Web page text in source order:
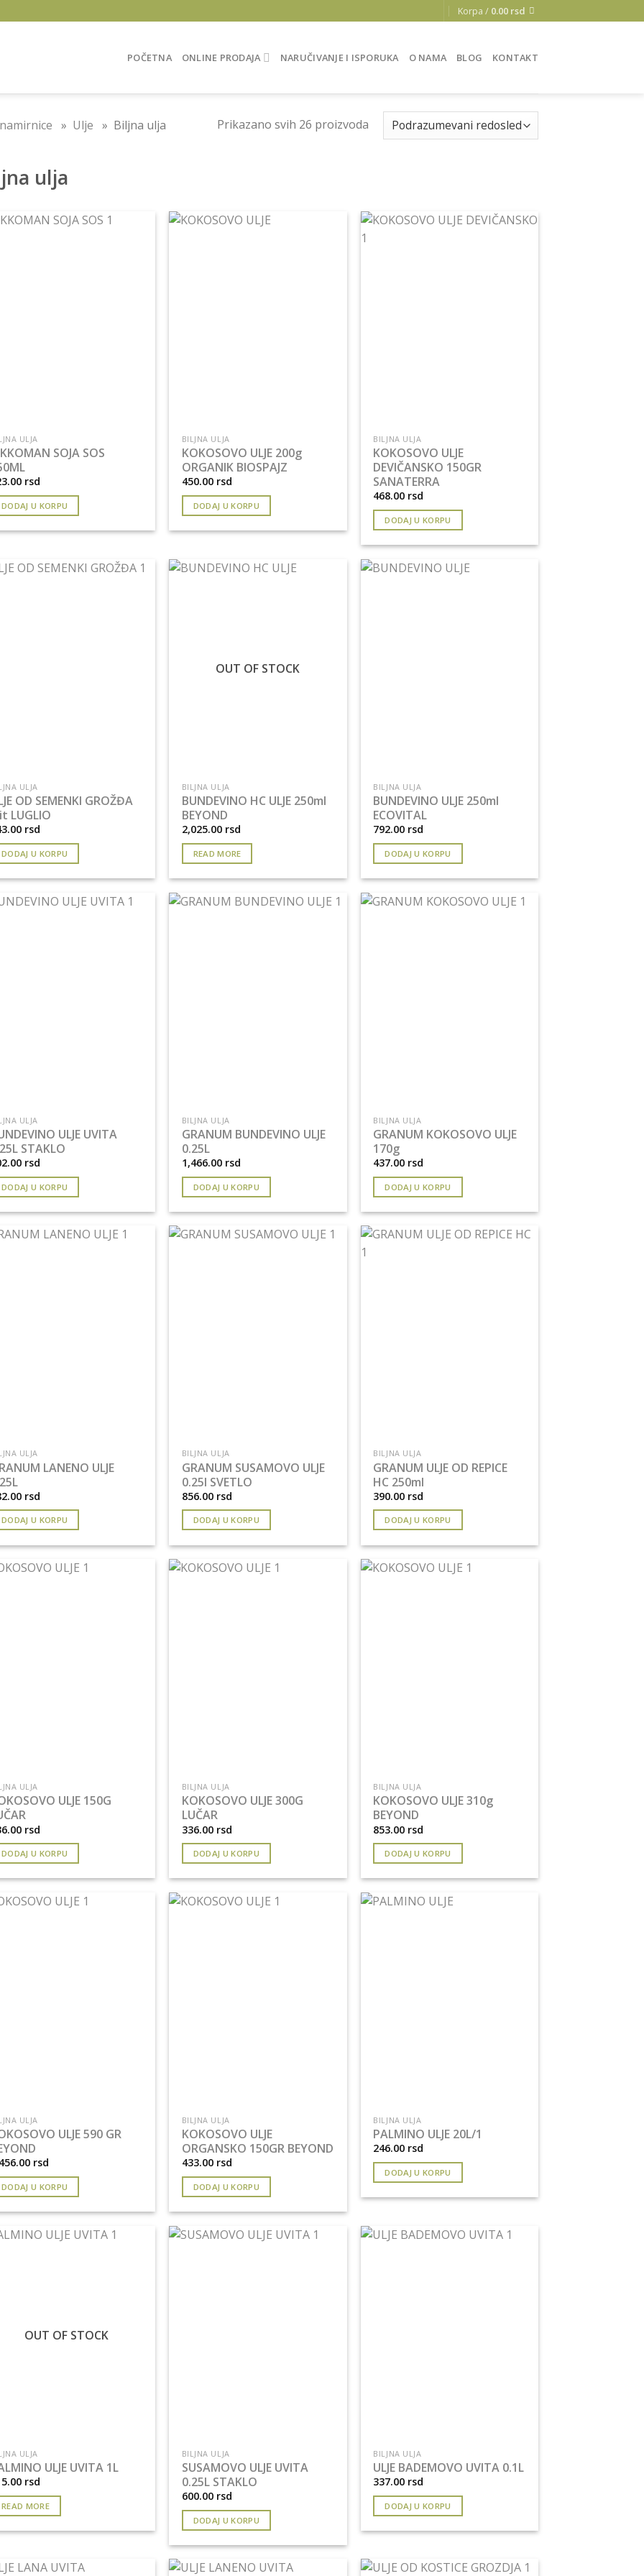
Korpa / 0.00 rsd
POČETNA ONLINE PRODAJA NARUČIVANJE I ISPORUKA O NAMA BLOG KONTAKT
» Ulje » Biljna ulja Prikazano svih 26 proizvoda
ulja
ULJA
SOJA SOS
rsd
DODAJ U KORPU
BILJNA ULJA
KOKOSOVO ULJE 200g
ORGANIK BIOSPAJZ
450.00 rsd
DODAJ U KORPU
BILJNA ULJA
KOKOSOVO ULJE
DEVIČANSKO 150GR
SANATERRA
468.00 rsd
DODAJ U KORPU
ULJA
OD SEMENKI GROŽĐA
LUGLIO
rsd
DODAJ U KORPU
OUT OF STOCK
BILJNA ULJA
BUNDEVINO HC ULJE 250ml
BEYOND
2,025.00 rsd
READ MORE
BILJNA ULJA
BUNDEVINO ULJE 250ml
ECOVITAL
792.00 rsd
DODAJ U KORPU
ULJA
ULJE UVITA
STAKLO
rsd
DODAJ U KORPU
BILJNA ULJA
GRANUM BUNDEVINO ULJE
0.25L
1,466.00 rsd
DODAJ U KORPU
BILJNA ULJA
GRANUM KOKOSOVO ULJE
170g
437.00 rsd
DODAJ U KORPU
ULJA
LANENO ULJE
rsd
DODAJ U KORPU
BILJNA ULJA
GRANUM SUSAMOVO ULJE
0.25l SVETLO
856.00 rsd
DODAJ U KORPU
BILJNA ULJA
GRANUM ULJE OD REPICE
HC 250ml
390.00 rsd
DODAJ U KORPU
ULJA
ULJE 150G
rsd
DODAJ U KORPU
BILJNA ULJA
KOKOSOVO ULJE 300G
LUČAR
336.00 rsd
DODAJ U KORPU
BILJNA ULJA
KOKOSOVO ULJE 310g
BEYOND
853.00 rsd
DODAJ U KORPU
ULJA
ULJE 590 GR
rsd
DODAJ U KORPU
BILJNA ULJA
KOKOSOVO ULJE
ORGANSKO 150GR BEYOND
433.00 rsd
DODAJ U KORPU
BILJNA ULJA
PALMINO ULJE 20L/1
246.00 rsd
DODAJ U KORPU
OUT OF STOCK
ULJA
ULJE UVITA 1L
rsd
READ MORE
BILJNA ULJA
SUSAMOVO ULJE UVITA
0.25L STAKLO
600.00 rsd
DODAJ U KORPU
BILJNA ULJA
ULJE BADEMOVO UVITA 0.1L
337.00 rsd
DODAJ U KORPU